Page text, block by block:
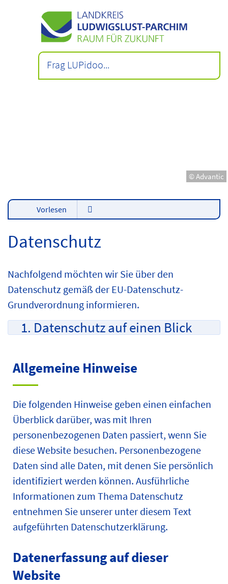
© Advantic
Vorlesen
Datenschutz
Nachfolgend möchten wir Sie über den
Datenschutz gemäß der EU-Datenschutz-
Grundverordnung informieren.
1. Datenschutz auf einen Blick
Allgemeine Hinweise
Die folgenden Hinweise geben einen einfachen
Überblick darüber, was mit Ihren
personenbezogenen Daten passiert, wenn Sie
diese Website besuchen. Personenbezogene
Daten sind alle Daten, mit denen Sie persönlich
identifiziert werden können. Ausführliche
Informationen zum Thema Datenschutz
entnehmen Sie unserer unter diesem Text
aufgeführten Datenschutzerklärung.
Datenerfassung auf dieser
Website